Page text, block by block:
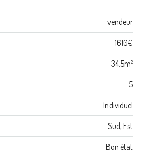
vendeur
1610€
34.5m²
5
Individuel
Sud, Est
Bon état